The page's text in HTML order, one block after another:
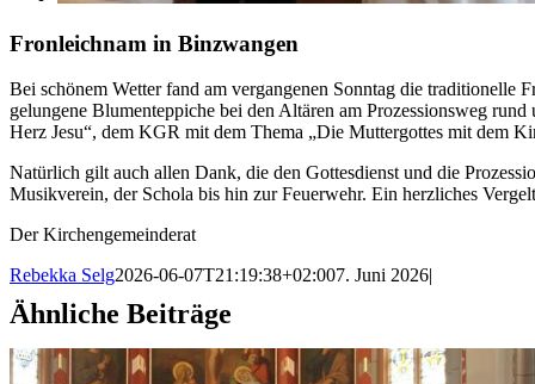
Fronleichnam in Binzwangen
Bei schönem Wetter fand am vergangenen Sonntag die
gelungene Blumenteppiche bei den Altären am Prozessionsweg
Herz Jesu“, dem KGR mit dem Thema „Die Muttergottes mit dem
Natürlich gilt auch allen Dank, die den Gottesdienst und die
Musikverein, der Schola bis hin zur Feuerwehr. Ein herzliches
Der Kirchengemeinderat
Rebekka Selg2026-06-07T21:19:38+02:007. Juni 2026|
Ähnliche Beiträge